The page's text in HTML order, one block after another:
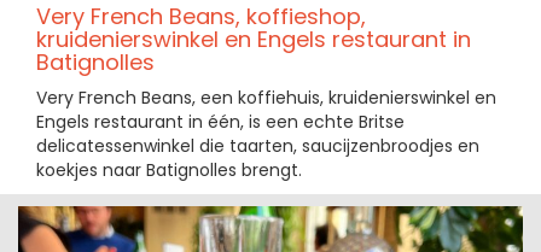
Very French Beans, koffieshop,
kruidenierswinkel en Engels restaurant in
Batignolles
Very French Beans, een koffiehuis, kruidenierswinkel en
Engels restaurant in één, is een echte Britse
delicatessenwinkel die taarten, saucijzenbroodjes en
koekjes naar Batignolles brengt.